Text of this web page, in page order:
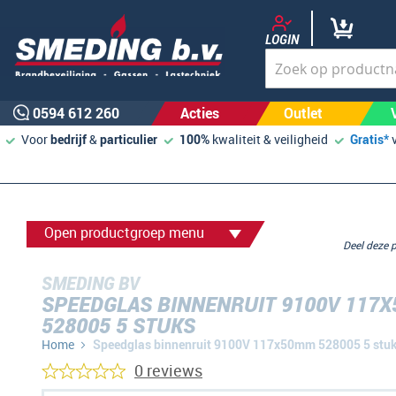
LOGIN
0594 612 260 Acties Outlet
Voorbedrijf&particulier 100% kwaliteit & veiligheid Gratis*
Open productgroep menu
SMEDING BV
SPEEDGLAS BINNENRUIT 9100V
528005 5 STUKS
Home Speedglas binnenruit 9100V 117x50mm 528005 5
Deel
0 reviews